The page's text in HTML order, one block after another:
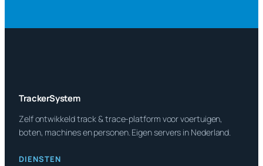
TrackerSystem
Zelf ontwikkeld track & trace-platform voor voertuigen,
boten, machines en personen. Eigen servers in Nederland.
DIENSTEN